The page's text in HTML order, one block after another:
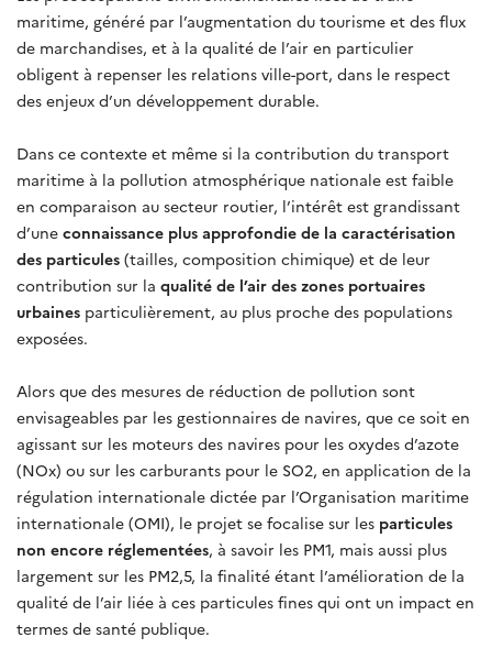
maritime, généré par l’augmentation du tourisme et des flux
de marchandises, et à la qualité de l’air en particulier
obligent à repenser les relations ville-port, dans le respect
des enjeux d’un développement durable.
Dans ce contexte et même si la contribution du transport
maritime à la pollution atmosphérique nationale est faible
en comparaison au secteur routier, l’intérêt est grandissant
d’une connaissance plus approfondie de la caractérisation
des particules (tailles, composition chimique) et de leur
contribution sur la qualité de l’air des zones portuaires
urbaines particulièrement, au plus proche des populations
exposées.
Alors que des mesures de réduction de pollution sont
envisageables par les gestionnaires de navires, que ce soit en
agissant sur les moteurs des navires pour les oxydes d’azote
(NOx) ou sur les carburants pour le SO2, en application de la
régulation internationale dictée par l’Organisation maritime
internationale (OMI), le projet se focalise sur les particules
non encore réglementées, à savoir les PM1, mais aussi plus
largement sur les PM2,5, la finalité étant l’amélioration de la
qualité de l’air liée à ces particules fines qui ont un impact en
termes de santé publique.